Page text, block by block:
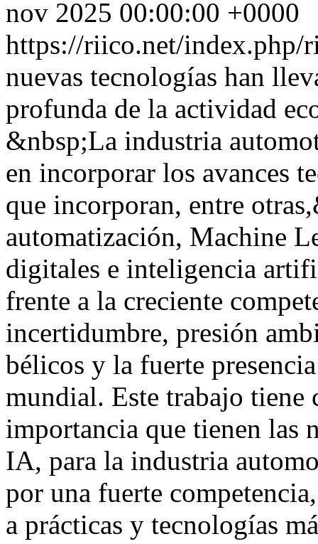
nov 2025 00:00:00 +0000
https://riico.net/
nuevas tecnologías han
profunda de la actividad
&nbsp;La industria
en incorporar los avances
que incorporan, entre
automatización, Machine
digitales e inteligencia
frente a la creciente
incertidumbre, presión
bélicos y la fuerte
mundial. Este trabajo tiene
importancia que tienen las
IA, para la industria
por una fuerte
a prácticas y tecnologías